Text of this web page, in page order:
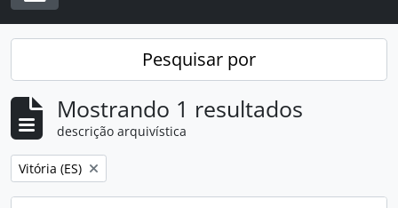
Toggle navigation
Pesquisar por
Mostrando 1 resultados
descrição arquivística
Remover filtro:
Vitória (ES)